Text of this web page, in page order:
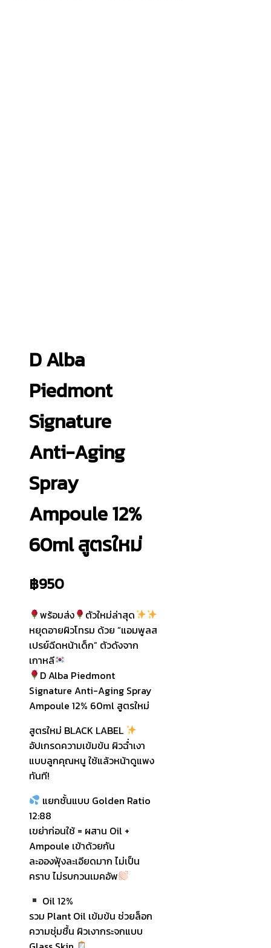
D Alba
Piedmont
Signature
Anti-Aging
Spray
Ampoule 12%
60ml สูตรใหม่
฿950
พร้อมส่ง
ตัวใหม่ล่าสุด
หยุดอายผิวโทรม ด้วย “แอมพูลส
เปรย์ฉีดหน้าเด็ก” ตัวดังจาก
เกาหลี
D Alba Piedmont
Signature Anti-Aging Spray
Ampoule 12% 60ml สูตรใหม่
สูตรใหม่ BLACK LABEL
อัปเกรดความเข้มข้น ผิวฉ่ำเงา
แบบลูกคุณหนู ใช้แล้วหน้าดูแพง
ทันที!
แยกชั้นแบบ Golden Ratio
12:88
เขย่าก่อนใช้ = ผสาน Oil +
Ampoule เข้าด้วยกัน
ละอองฟุ้งละเอียดมาก ไม่เป็น
คราบ ไม่รบกวนเมคอัพ
Oil 12%
รวม Plant Oil เข้มข้น ช่วยล็อก
ความชุ่มชื้น ผิวเงากระจกแบบ